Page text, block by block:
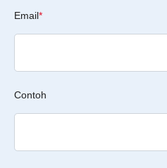
Email*
Contoh